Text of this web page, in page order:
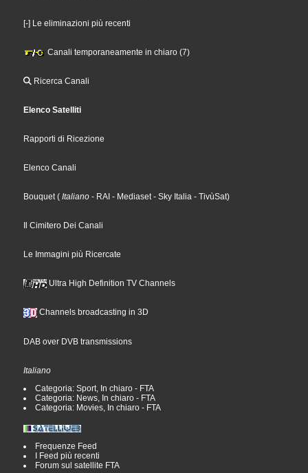
[-] Le eliminazioni più recenti
Canali temporaneamente in chiaro (7)
Ricerca Canali
Elenco Satelliti
Rapporti di Ricezione
Elenco Canali
Bouquet ( Italiano - RAI - Mediaset - Sky Italia - TivùSat)
Il Cimitero Dei Canali
Le Immagini più Ricercate
Ultra High Definition TV Channels
Channels broadcasting in 3D
DAB over DVB transmissions
Italiano
Categoria: Sport, In chiaro - FTA
Categoria: News, In chiaro - FTA
Categoria: Movies, In chiaro - FTA
Frequenze Feed
I Feed più recenti
Forum sul satellite FTA